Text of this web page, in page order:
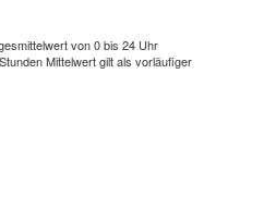
von 0 bis 24 Uhr
Mittelwert gilt als vorläufiger